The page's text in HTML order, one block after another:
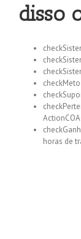
disso
check
check
check
check
check
check
check
horas de